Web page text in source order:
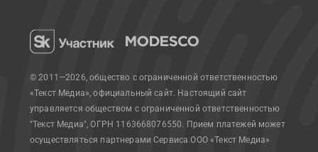
© 2011—2026, общество с ограниченной ответственностью
«Текст Медиа», официальный сайт. Настоящий сайт
управляется обществом с ограниченной ответственностью
"Текст Медиа", ОГРН 1163668076550. Прием платежей может
осуществляться партнерами Сервиса.ООО «Текст Медиа»